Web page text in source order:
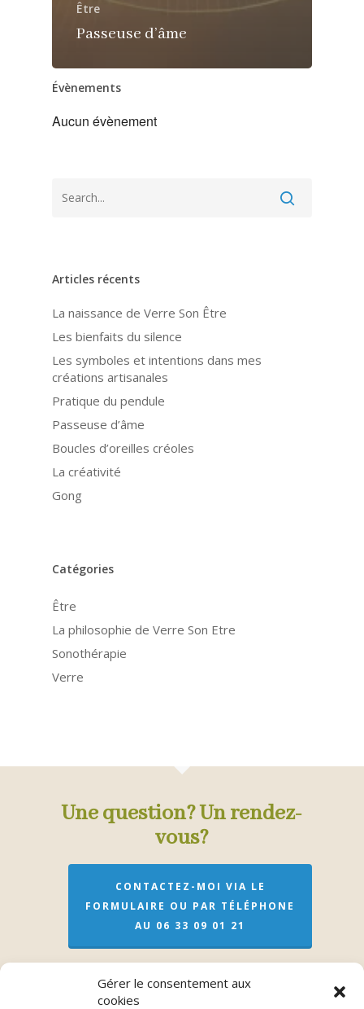
Gérer le consentement aux
cookies
Être
Passeuse d’âme
Évènements
Aucun évènement
Articles récents
La naissance de Verre Son Être
Les bienfaits du silence
Les symboles et intentions dans mes
créations artisanales
Pratique du pendule
Passeuse d’âme
Boucles d’oreilles créoles
La créativité
Gong
Catégories
Être
La philosophie de Verre Son Etre
Sonothérapie
Verre
Une question? Un rendez-
vous?
CONTACTEZ-MOI VIA LE
FORMULAIRE OU PAR TÉLÉPHONE
AU 06 33 09 01 21